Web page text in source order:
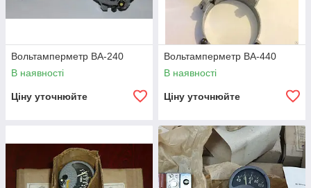
Вольтамперметр ВА-240
В наявності
Ціну уточнюйте
Вольтамперметр ВА-440
В наявності
Ціну уточнюйте